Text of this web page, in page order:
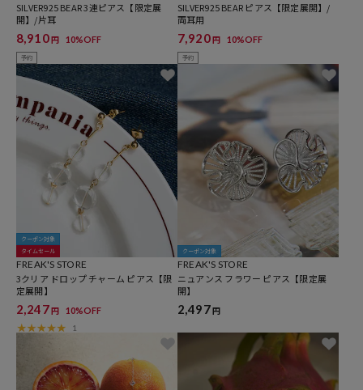
SILVER925 BEAR 3連ピアス【限定展
開】/片耳
8,910円 10%OFF
予約
SILVER925 BEAR ピアス【限定展開】/
両耳用
7,920円 10%OFF
予約
クーポン対象
タイムセール
FREAK'S STORE
3クリア ドロップ チャーム ピアス【限
定展開】
2,247円 10%OFF
1
クーポン対象
FREAK'S STORE
ニュアンス フラワー ピアス【限定展
開】
2,497円